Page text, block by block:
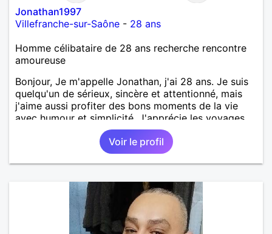
Jonathan1997
Villefranche-sur-Saône - 28 ans
Homme célibataire de 28 ans recherche rencontre
amoureuse
Bonjour, Je m'appelle Jonathan, j'ai 28 ans. Je suis
quelqu'un de sérieux, sincère et attentionné, mais
j'aime aussi profiter des bons moments de la vie
avec humour et simplicité. J'apprécie les voyages,
les découvertes, les jeux vidéo et les moments de
détente. Je suis à la recherche d'une personne
authentique avec qui partager de belles
expériences, construire une relation sérieuse basée
apprécies les conversations sincères, les fous rires
et les personnes qui savent ce qu'elles veulent,
n'hésite pas à venir discuter. Au plaisir de faire
connaissance !
Voir le profil